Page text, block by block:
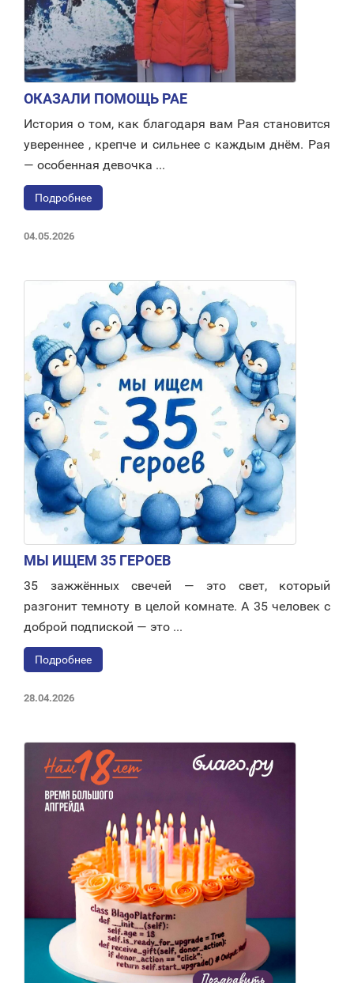
ОКАЗАЛИ ПОМОЩЬ РАЕ
История о том, как благодаря вам Рая становится
увереннее , крепче и сильнее с каждым днём. Рая
— особенная девочка ...
Подробнее
04.05.2026
МЫ ИЩЕМ 35 ГЕРОЕВ
35 зажжённых свечей — это свет, который
разгонит темноту в целой комнате. А 35 человек с
доброй подпиской — это ...
Подробнее
28.04.2026